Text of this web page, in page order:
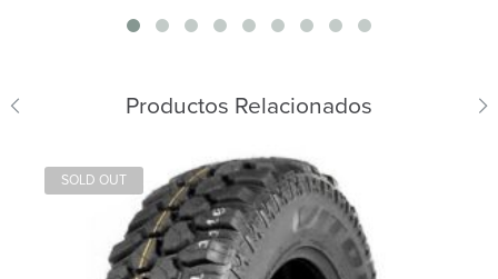
Productos Relacionados
SOLD OUT